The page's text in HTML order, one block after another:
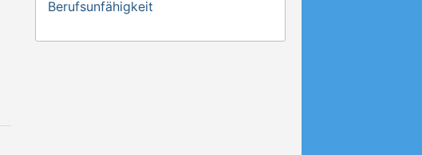
Berufsunfähigkeit